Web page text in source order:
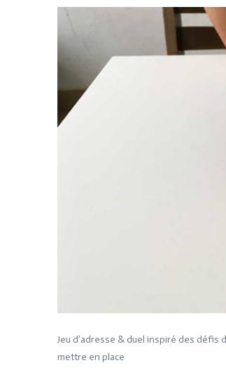
Jeu d’adresse & duel inspiré des
mettre en place